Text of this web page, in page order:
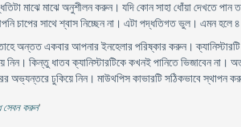
মাঝে মাঝে অনুশীলন করুন। যদি কোন সাহা ধোঁয়া দেখতে পান
চাপের সাথে শ্বাস নিচ্ছেন না। এটা পদ্ধতিগত ভুল। এমন হলে ৪
অন্তত একবার আপনার ইনহেলার পরিষ্কার করুন।
নিন। কিন্তু ধাতব ক্যানিস্টারটিকে কখনই পানিতে ভিজাবেন না।
অভ্যন্তরে ঢুকিয়ে নিন। মাউথপিস কাভারটি সঠিকভাবে স্থাপন
সেবন করুন'